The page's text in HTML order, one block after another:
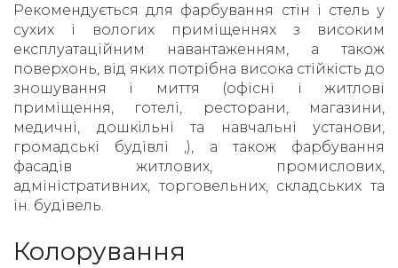
Рекомендується для фарбування стін і стель у
сухих і вологих приміщеннях з високим
експлуатаційним навантаженням, а також
поверхонь, від яких потрібна висока стійкість до
зношування і миття (офісні і житлові
приміщення, готелі, ресторани, магазини,
медичні, дошкільні та навчальні установи,
громадські будівлі ,), а також фарбування
фасадів житлових, промислових,
адміністративних, торговельних, складських та
ін. будівель.
Колорування